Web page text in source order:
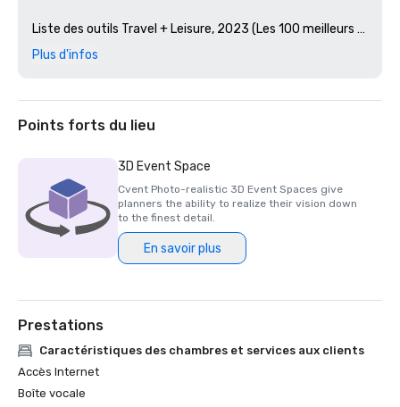
Liste des outils Travel + Leisure, 2023 (Les 100 meilleurs
nouveaux hôtels du monde)
Les meilleurs bars d'Amérique, Esquire 2024
Guide Michelin, 2024 (restaurations d'hôtels préférées en
2023)
Prix HSMAI Adrian, 2024
Finaliste du prix Stella du Northstar Meetings Group, 2023
Plus d'infos
Points forts du lieu
3D Event Space
Cvent Photo-realistic 3D Event Spaces give
planners the ability to realize their vision down
to the finest detail.
En savoir plus
Prestations
Caractéristiques des chambres et services aux clients
Accès Internet
Boîte vocale